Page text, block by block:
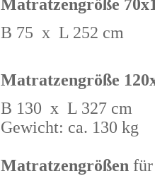
Matratzengröße
B 75 x L 252 cm
Matratzengröße
B 130 x L 327 cm
Gewicht: ca. 130 kg
Matratzengrößen